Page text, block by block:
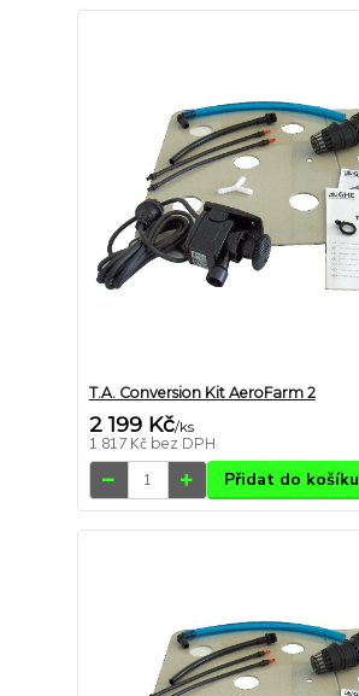
T.A. Conversion Kit AeroFarm 2
2 199 Kč/ks
1 817 Kč bez DPH
Přidat do košíku